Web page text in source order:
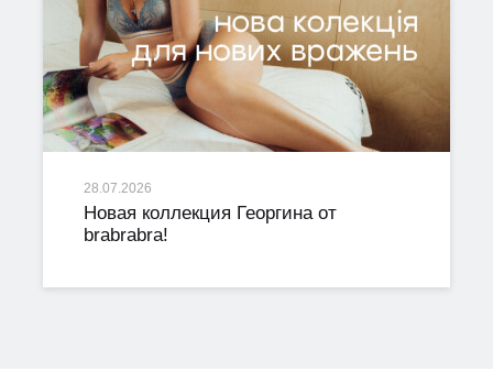
28.07.2026
Новая коллекция Георгина от
brabrabra!